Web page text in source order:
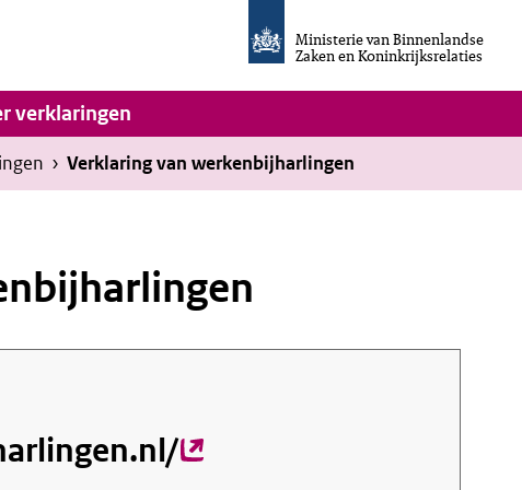
Ministerie van Binnenlandse
Zaken en Koninkrijksrelaties
van
Invulassistent
Toegankelijkheidsverklaring
verklaringen
› Verklaring van werkenbijharlingen
(externe